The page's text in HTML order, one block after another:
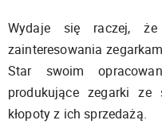
Wydaje się raczej, że
zainteresowania
Star swoim
produkujące zegarki
kłopoty z ich sprzedażą.